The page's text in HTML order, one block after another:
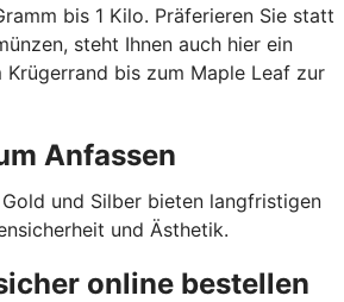
bis 1 Kilo. Präferieren Sie statt
steht Ihnen auch hier ein
bis zum Maple Leaf zur
Anfassen
und Silber bieten langfristigen
und Ästhetik.
online bestellen